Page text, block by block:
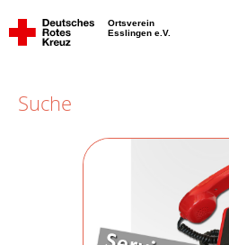
Ortsverein
Esslingen e.V.
Suche